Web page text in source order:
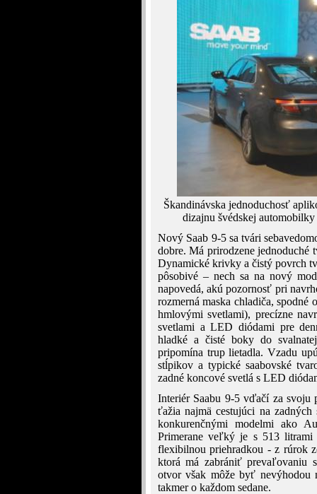
Škandinávska jednoduchosť
dizajnu švédskej
Nový Saab 9-5 sa tvári
dobre. Má prirodzene jednoduché
Dynamické krivky a čistý povrch
pôsobivé – nech sa na nový
napovedá, akú pozornosť pri
rozmerná maska chladiča,
hmlovými svetlami), precízne
svetlami a LED diódami pre
hladké a čisté boky do
pripomína trup lietadla. Vzadu
stĺpikov a typické saabovské
zadné koncové svetlá s LED
Interiér Saabu 9-5 vďačí za svoju
ťažia najmä cestujúci na
konkurenčnými modelmi ako
Primerane veľký je s 513
flexibilnou priehradkou - z rúrok
ktorá má zabrániť prevaľovaniu
otvor však môže byť nevýhodou
takmer o každom sedane.